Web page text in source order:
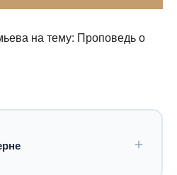
на тему: Проповедь о